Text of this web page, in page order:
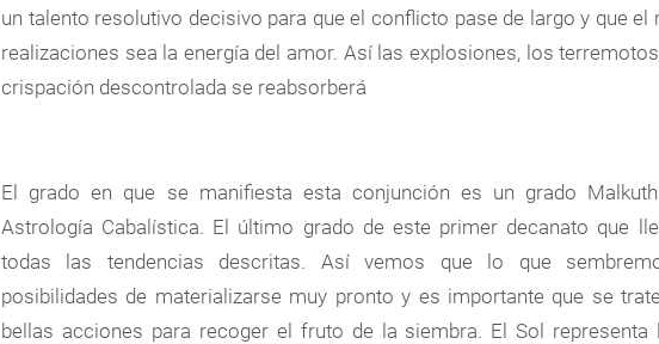
un talento resolutivo decisivo para que el conflicto pase de largo y que el
realizaciones sea la energía del amor. Así las explosiones, los
crispación descontrolada se reabsorberá
El grado en que se manifiesta esta conjunción es un grado
Astrología Cabalística. El último grado de este primer decanato que
todas las tendencias descritas. Así vemos que lo que
posibilidades de materializarse muy pronto y es importante que se
bellas acciones para recoger el fruto de la siembra. El Sol representa